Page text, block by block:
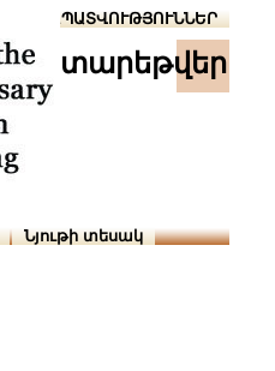
ՆԱԽԱՊԱՏՎՈՒԹՅՈՒՆՆԵՐ
տարեթվեր
Նյութի տեսակ